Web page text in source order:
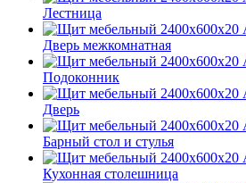
Лестница
Дверь межкомнатная
Подоконник
Дверь
Барный стол и стулья
Кухонная столешница